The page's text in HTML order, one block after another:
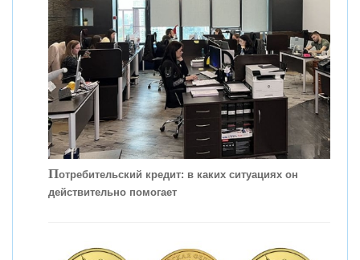
Скорость - один из главных трендов в
кредитовании бизнеса - «Интервью»
Потребительский кредит: в каких ситуациях он
действительно помогает